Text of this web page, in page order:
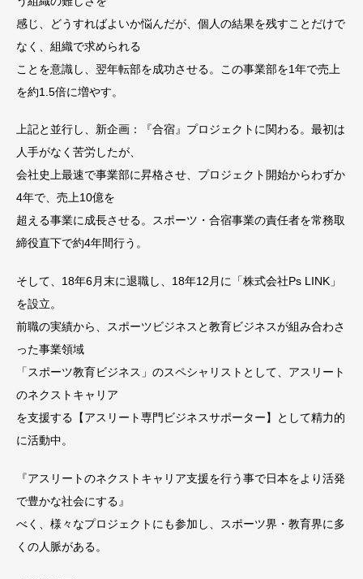
感じ、どうすればよいか悩んだが、個人の結果を残すことだけで
なく、組織で求められる
ことを意識し、翌年転部を成功させる。この事業部を1年で売上
を約1.5倍に増やす。
上記と並行し、新企画：『合宿』プロジェクトに関わる。最初は
人手がなく苦労したが、
会社史上最速で事業部に昇格させ、プロジェクト開始からわずか
4年で、売上10億を
超える事業に成長させる。スポーツ・合宿事業の責任者を常務取
締役直下で約4年間行う。
そして、18年6月末に退職し、18年12月に「株式会社Ps LINK」
を設立。
前職の実績から、スポーツビジネスと教育ビジネスが組み合わさ
った事業領域
「スポーツ教育ビジネス」のスペシャリストとして、アスリート
のネクストキャリア
を支援する【アスリート専門ビジネスサポーター】として精力的
に活動中。
『アスリートのネクストキャリア支援を行う事で日本をより活発
で豊かな社会にする』
べく、様々なプロジェクトにも参加し、スポーツ界・教育界に多
くの人脈がある。